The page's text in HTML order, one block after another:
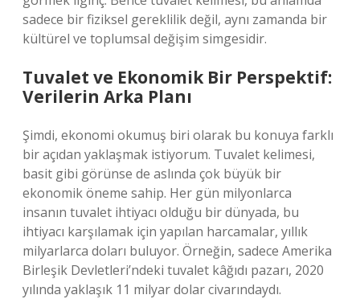
sadece bir fiziksel gereklilik değil, aynı zamanda bir
kültürel ve toplumsal değişim simgesidir.
Tuvalet ve Ekonomik Bir Perspektif:
Verilerin Arka Planı
Şimdi, ekonomi okumuş biri olarak bu konuya farklı
bir açıdan yaklaşmak istiyorum. Tuvalet kelimesi,
basit gibi görünse de aslında çok büyük bir
ekonomik öneme sahip. Her gün milyonlarca
insanın tuvalet ihtiyacı olduğu bir dünyada, bu
ihtiyacı karşılamak için yapılan harcamalar, yıllık
milyarlarca doları buluyor. Örneğin, sadece Amerika
Birleşik Devletleri’ndeki tuvalet kâğıdı pazarı, 2020
yılında yaklaşık 11 milyar dolar civarındaydı.